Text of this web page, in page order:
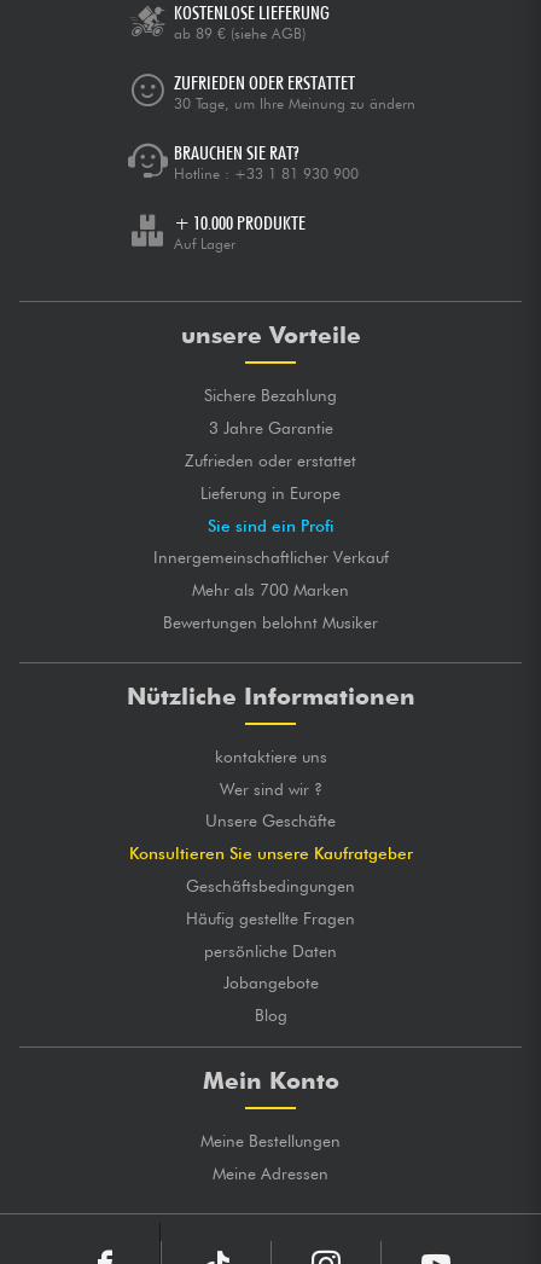
KOSTENLOSE LIEFERUNG
ab 89 € (siehe AGB)
ZUFRIEDEN ODER ERSTATTET
30 Tage, um Ihre Meinung zu ändern
BRAUCHEN SIE RAT?
Hotline : +33 1 81 930 900
+ 10.000 PRODUKTE
Auf Lager
unsere Vorteile
Sichere Bezahlung
3 Jahre Garantie
Zufrieden oder erstattet
Lieferung in Europe
Sie sind ein Profi
Innergemeinschaftlicher Verkauf
Mehr als 700 Marken
Bewertungen belohnt Musiker
Nützliche Informationen
kontaktiere uns
Wer sind wir ?
Unsere Geschäfte
Konsultieren Sie unsere Kaufratgeber
Geschäftsbedingungen
Häufig gestellte Fragen
persönliche Daten
Jobangebote
Blog
Mein Konto
Meine Bestellungen
Meine Adressen